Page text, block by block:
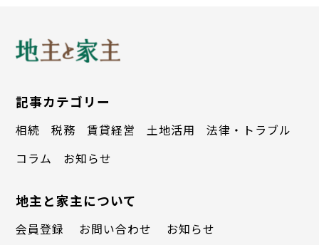
を構築して掲載しました。人によってはこ
の本だけでも民泊を始められると思いま
す。
著者プロフィール
生稲崇（いくいな・たかし）
記事カテゴリー
相続 税務 賃貸経営 土地活用
法律・トラブル
コラム
お知らせ
地主と家主について
会員登録 お問い合わせ お知らせ